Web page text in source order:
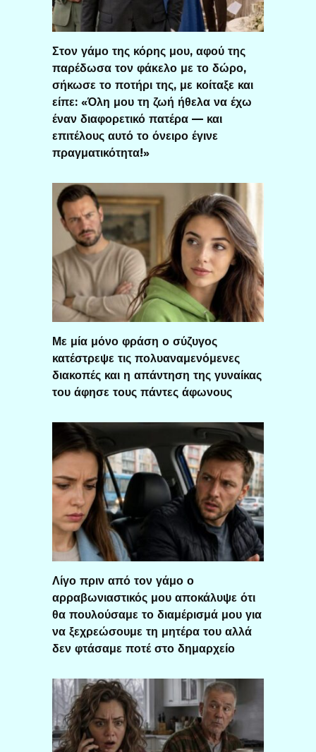
Στον γάμο της κόρης μου, αφού της
παρέδωσα τον φάκελο με το δώρο,
σήκωσε το ποτήρι της, με κοίταξε και
είπε: «Όλη μου τη ζωή ήθελα να έχω
έναν διαφορετικό πατέρα — και
επιτέλους αυτό το όνειρο έγινε
πραγματικότητα!»
Με μία μόνο φράση ο σύζυγος
κατέστρεψε τις πολυαναμενόμενες
διακοπές και η απάντηση της γυναίκας
του άφησε τους πάντες άφωνους
Λίγο πριν από τον γάμο ο
αρραβωνιαστικός μου αποκάλυψε ότι
θα πουλούσαμε το διαμέρισμά μου για
να ξεχρεώσουμε τη μητέρα του αλλά
δεν φτάσαμε ποτέ στο δημαρχείο